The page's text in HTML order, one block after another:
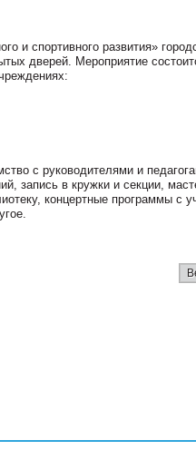
и спортивного развития»
дверей. Мероприятие
с руководителями и
запись в кружки и секции,
концертные программы с